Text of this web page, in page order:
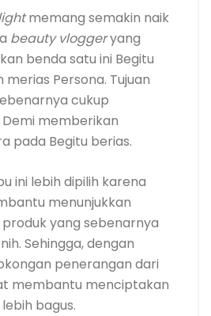
memang semakin naik
beauty vloggeryang
benda satu ini Begitu
Persona. Tujuan
cukup
memberikan
pada Begitu berias.
ini lebih dipilih karena
menunjukkan
yang sebenarnya
Sehingga, dengan
penerangan dari
membantu menciptakan
bagus.